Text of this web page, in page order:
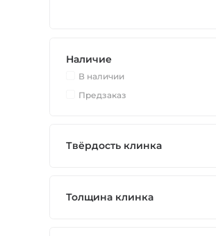
Наличие
В наличии
Предзаказ
Твёрдость клинка
Толщина клинка